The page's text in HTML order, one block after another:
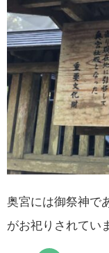
奥宮には御祭神で
がお祀りされてい